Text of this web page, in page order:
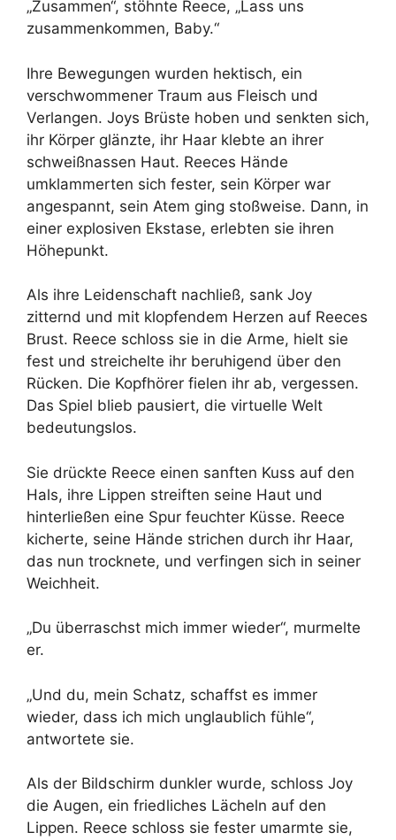
„Zusammen“, stöhnte Reece, „Lass uns
zusammenkommen, Baby.“
Ihre Bewegungen wurden hektisch, ein
verschwommener Traum aus Fleisch und
Verlangen. Joys Brüste hoben und senkten sich,
ihr Körper glänzte, ihr Haar klebte an ihrer
schweißnassen Haut. Reeces Hände
umklammerten sich fester, sein Körper war
angespannt, sein Atem ging stoßweise. Dann, in
einer explosiven Ekstase, erlebten sie ihren
Höhepunkt.
Als ihre Leidenschaft nachließ, sank Joy
zitternd und mit klopfendem Herzen auf Reeces
Brust. Reece schloss sie in die Arme, hielt sie
fest und streichelte ihr beruhigend über den
Rücken. Die Kopfhörer fielen ihr ab, vergessen.
Das Spiel blieb pausiert, die virtuelle Welt
bedeutungslos.
Sie drückte Reece einen sanften Kuss auf den
Hals, ihre Lippen streiften seine Haut und
hinterließen eine Spur feuchter Küsse. Reece
kicherte, seine Hände strichen durch ihr Haar,
das nun trocknete, und verfingen sich in seiner
Weichheit.
„Du überraschst mich immer wieder“, murmelte
er.
„Und du, mein Schatz, schaffst es immer
wieder, dass ich mich unglaublich fühle“,
antwortete sie.
Als der Bildschirm dunkler wurde, schloss Joy
die Augen, ein friedliches Lächeln auf den
Lippen. Reece schloss sie fester umarmte sie,